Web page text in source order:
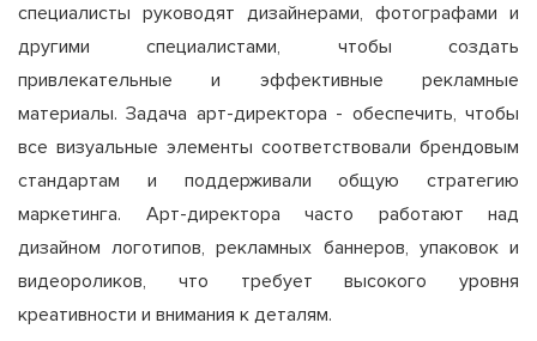
специалисты руководят дизайнерами, фотографами и
другими специалистами, чтобы создать
привлекательные и эффективные рекламные
материалы. Задача арт-директора - обеспечить, чтобы
все визуальные элементы соответствовали брендовым
стандартам и поддерживали общую стратегию
маркетинга. Арт-директора часто работают над
дизайном логотипов, рекламных баннеров, упаковок и
видеороликов, что требует высокого уровня
креативности и внимания к деталям.